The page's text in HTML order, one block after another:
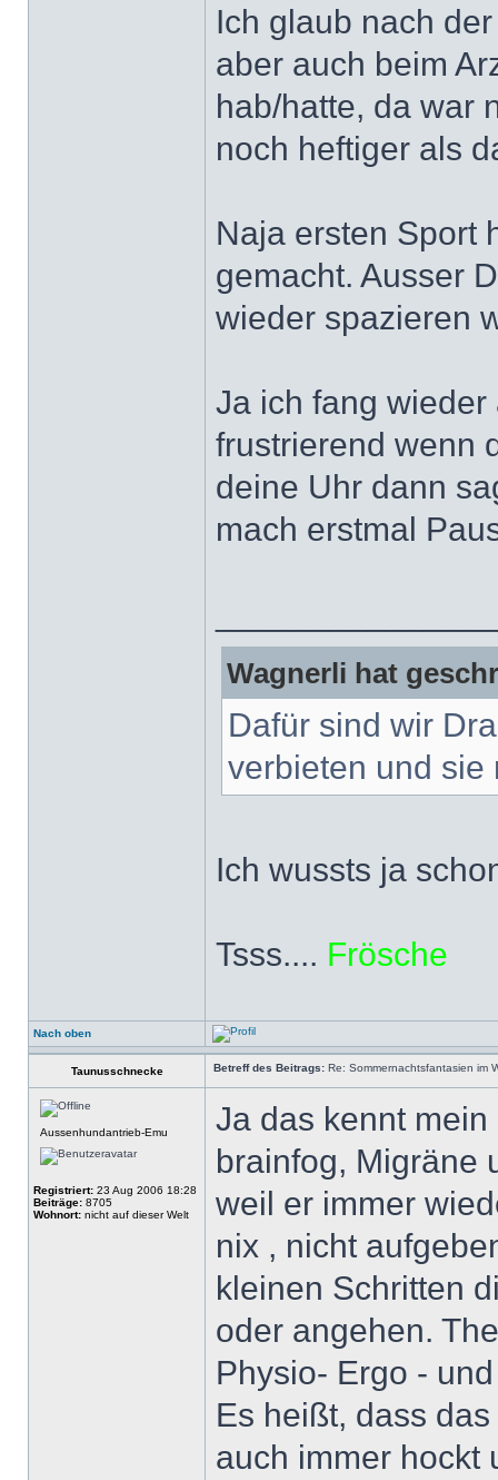
Ich glaub nach
aber auch beim
hab/hatte, da war
noch heftiger als
Naja ersten Sport
gemacht. Ausser
wieder spazieren
Ja ich fang
frustrierend wenn
deine Uhr dann
mach erstmal
Wagnerli hat
Dafür sind wir
verbieten und sie
Ich wussts ja
Tsss.... Frösche
Nach oben
Taunusschnecke Betreff des Beitrags: Re: Sommernachtsfantasien im
Aussenhundantrieb-Emu
Registriert: 23 Aug 2006 18:28
Beiträge: 8705
Wohnort: nicht auf dieser Welt
Ja das kennt
brainfog, Migräne
weil er immer
nix , nicht
kleinen Schritten
oder angehen.
Physio- Ergo -
Es heißt, dass
auch immer hockt